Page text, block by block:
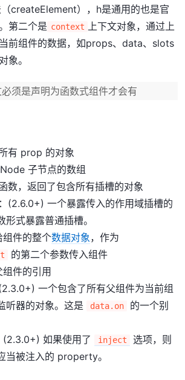
createElement），h是通用的也是官
第二个是 context 上下文对象，通过上
前组件的数据，如props、data、slots
象。
须是声明为函数式组件才会有
有 prop 的对象
子节点的数组
数，返回了包含所有插槽的对象
：(2.6.0+) 一个暴露传入的作用域插槽的
形式暴露普通插槽。
组件的整个数据对象，作为
的第二个参数传入组件
组件的引用
一个包含了所有父组件为当前组
听器的对象。这是
data.on
的一个别
(2.3.0+) 如果使用了 inject
选项，则
当被注入的 property。